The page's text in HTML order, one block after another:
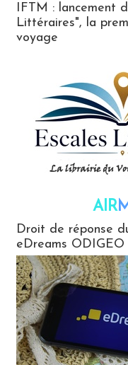
IFTM : lancement
Littéraires", la
voyage
AIR
Droit de réponse
eDreams ODIGEO